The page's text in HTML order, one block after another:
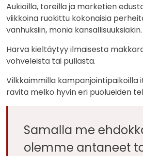
Aukioilla, toreilla ja marketien
viikkoina ruokittu kokonaisia
vanhuksiin, monia kansallisuuksiakin.
Harva kieltäytyy ilmaisesta
vohveleista tai pullasta.
Vilkkaimmilla kampanjointipaikoilla
ravita melko hyvin eri puolueiden
Samalla me
olemme antaneet